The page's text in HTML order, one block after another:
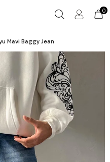
0
Mavi Baggy Jean